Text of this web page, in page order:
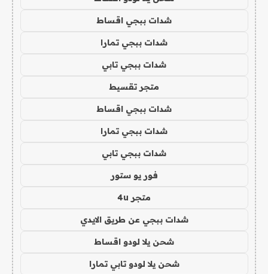
شدات ببجي اقساط
شدات ببجي تمارا
شدات ببجي تابي
متجر تقسيط
شدات ببجي اقساط
شدات ببجي تمارا
شدات ببجي تابي
فور يو ستور
متجر 4u
شدات ببجي عن طريق الايدي
شحن يلا لودو اقساط
شحن يلا لودو تابي تمارا